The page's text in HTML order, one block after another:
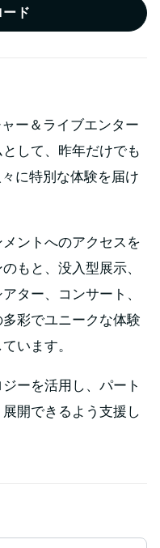
ード
ー＆ライブエンター
して、昨年だけでも
に特別な体験を届け
メントへのアクセスを
もと、没入型展示、
ター、コンサート、
彩でユニークな体験
います。
ーを活用し、パート
開できるよう支援し